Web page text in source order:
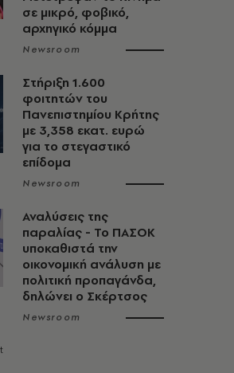
σε μικρό, φοβικό,
αρχηγικό κόμμα
Newsroom
Στήριξη 1.600
φοιτητών του
Πανεπιστημίου Κρήτης
με 3,358 εκατ. ευρώ
για το στεγαστικό
επίδομα
Newsroom
Αναλύσεις της
παραλίας - Το ΠΑΣΟΚ
υποκαθιστά την
οικονομική ανάλυση με
πολιτική προπαγάνδα,
δηλώνει ο Σκέρτσος
Newsroom